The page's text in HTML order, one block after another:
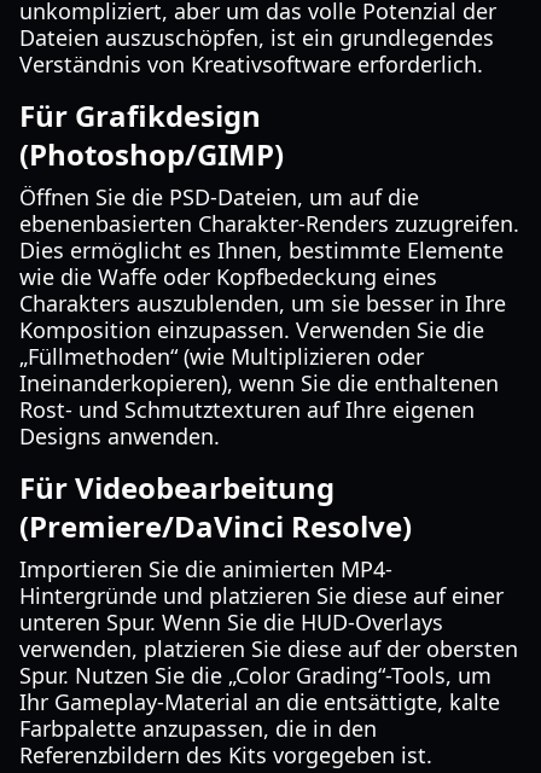
unkompliziert, aber um das volle Potenzial der
Dateien auszuschöpfen, ist ein grundlegendes
Verständnis von Kreativsoftware erforderlich.
Für Grafikdesign
(Photoshop/GIMP)
Öffnen Sie die PSD-Dateien, um auf die
ebenenbasierten Charakter-Renders zuzugreifen.
Dies ermöglicht es Ihnen, bestimmte Elemente
wie die Waffe oder Kopfbedeckung eines
Charakters auszublenden, um sie besser in Ihre
Komposition einzupassen. Verwenden Sie die
„Füllmethoden“ (wie Multiplizieren oder
Ineinanderkopieren), wenn Sie die enthaltenen
Rost- und Schmutztexturen auf Ihre eigenen
Designs anwenden.
Für Videobearbeitung
(Premiere/DaVinci Resolve)
Importieren Sie die animierten MP4-
Hintergründe und platzieren Sie diese auf einer
unteren Spur. Wenn Sie die HUD-Overlays
verwenden, platzieren Sie diese auf der obersten
Spur. Nutzen Sie die „Color Grading“-Tools, um
Ihr Gameplay-Material an die entsättigte, kalte
Farbpalette anzupassen, die in den
Referenzbildern des Kits vorgegeben ist.